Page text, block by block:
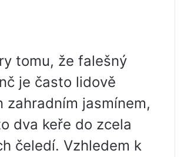
tomu, že falešný
je často lidově
zahradním jasmínem,
dva keře do zcela
čeledí. Vzhledem k